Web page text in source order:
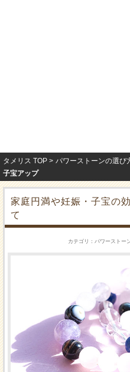
タメリス TOP パワーストーンの選び
子宝アップ
家庭円満や妊娠・子宝の
て
カテゴリ パワーストー